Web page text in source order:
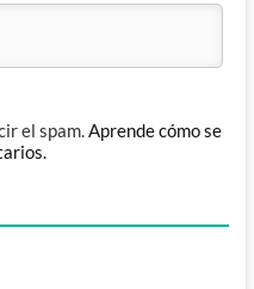
el spam.Aprende cómo se